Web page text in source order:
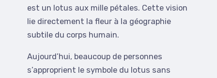
est un lotus aux mille pétales. Cette vision
lie directement la fleur à la géographie
subtile du corps humain.
Aujourd’hui, beaucoup de personnes
s’approprient le symbole du lotus sans